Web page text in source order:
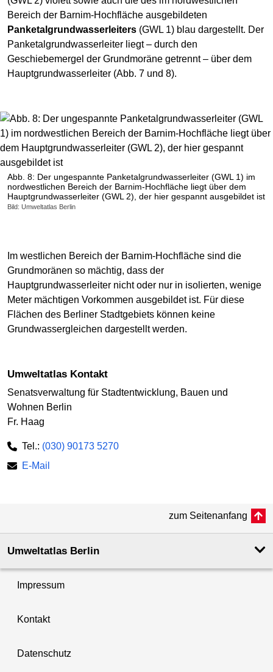
Bereich der Barnim-Hochfläche ausgebildeten
Panketalgrundwasserleiters (GWL 1) blau dargestellt. Der
Panketalgrundwasserleiter liegt – durch den
Geschiebemergel der Grundmoräne getrennt – über dem
Hauptgrundwasserleiter (Abb. 7 und 8).
Abb. 8: Der ungespannte Panketalgrundwasserleiter (GWL 1) im
nordwestlichen Bereich der Barnim-Hochfläche liegt über dem
Hauptgrundwasserleiter (GWL 2), der hier gespannt ausgebildet ist
Bild: Umweltatlas Berlin
Im westlichen Bereich der Barnim-Hochfläche sind die
Grundmoränen so mächtig, dass der
Hauptgrundwasserleiter nicht oder nur in isolierten, wenige
Meter mächtigen Vorkommen ausgebildet ist. Für diese
Flächen des Berliner Stadtgebiets können keine
Grundwassergleichen dargestellt werden.
Umweltatlas Kontakt
Senatsverwaltung für Stadtentwicklung, Bauen und
Wohnen Berlin
Fr. Haag
Tel.: (030) 90173 5270
E-Mail
zum Seitenanfang
Umweltatlas Berlin
Impressum
Kontakt
Datenschutz